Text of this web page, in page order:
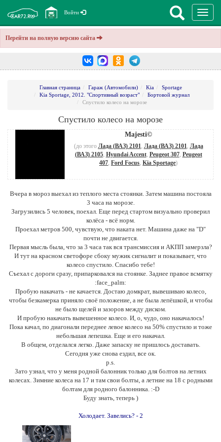
Перейти на полную версию сайта
Войти
Главная страница Гараж (Автомобили) Kia
Sportage
Kia Sportage, 2012. "Спортивный возраст"
Бортовой журнал
Спустило колесо на морозе
Спустило колесо на морозе
Majesti©
(до этого Лада (ВАЗ) 2101, Лада (ВАЗ) 2101, Лада
(ВАЗ) 2105, Hyundai Accent, Peugeot 307, Peugeot
407, Ford Focus, Kia Sportage)
Вчера в мороз выехал из теплого места стоянки. Затем машина постояла
3 часа на морозе.
Загрузились 5 человек, поехал. Еще перед стартом визуально проверил
колёса - всё норм.
Проехал метров 500, чувствую, что наката нет. Машина даже на "D"
почти не двигается.
Первая мысль была, что за 3 часа так вся трансмиссия и АКПП замерзла?
И тут на красном светофоре сбоку мужик сигналит и показывает, что
колесо спустило. Спасибо тебе!
Съехал с дороги сразу, припарковался на стоянке. Заднее правое всмятку
:face_palm:
Пробую накачать - не качается. Достаю домкрат, вывешиваю колесо,
чтобы безкамерка приняло своё положение, а не была лепёшкой, и чтобы
не было щелей и зазоров между диском.
И пробую накачать вывешенное колесо. И, о, чудо, оно накачалось!
Пока качал, по диагонали переднее левое колесо на 50% спустило и тоже
небольшая лепешка. Еще и его накачал.
В общем, отделался легко. Даже запаску не пришлось доставать.
Сегодня уже снова ездил, все ок.
p.s.
Зато узнал, что у меня родной балонник только для болтов на летних
колесах. Зимние колеса на 17 и там свои болты, а летние на 18 с родными
болтам для родного балонника. :-D
Буду знать, теперь )
Холодает. Завелись? - 2